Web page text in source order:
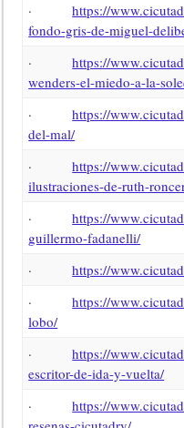
·https://
fondo-gris-de-miguel-
·https://
wenders-el-miedo-a-la-
·https://
del-mal/
·https://
ilustraciones-de-ruth-
·https://
guillermo-fadanelli/
·https://
·https://
lobo/
·https://
escritor-de-ida-y-vuelta/
·https://